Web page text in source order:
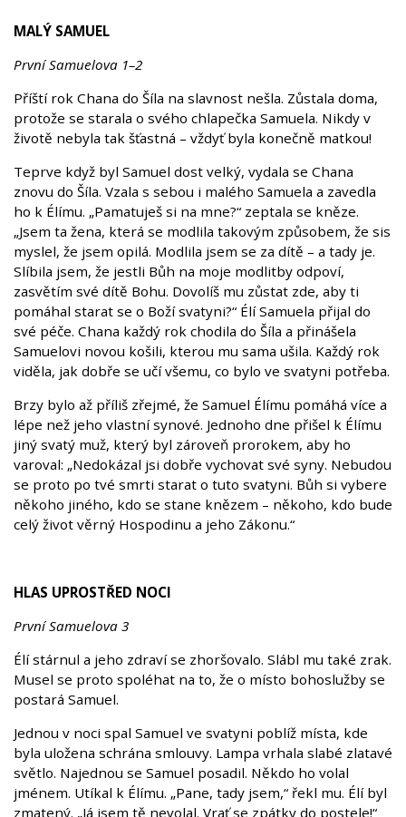
MALÝ SAMUEL
První Samuelova 1–2
Příští rok Chana do Šíla na slavnost nešla. Zůstala doma,
protože se starala o svého chlapečka Samuela. Nikdy v
životě nebyla tak šťastná – vždyť byla konečně matkou!
Teprve když byl Samuel dost velký, vydala se Chana
znovu do Šíla. Vzala s sebou i malého Samuela a zavedla
ho k Élímu. „Pamatuješ si na mne?“ zeptala se kněze.
„Jsem ta žena, která se modlila takovým způsobem, že sis
myslel, že jsem opilá. Modlila jsem se za dítě – a tady je.
Slíbila jsem, že jestli Bůh na moje modlitby odpoví,
zasvětím své dítě Bohu. Dovolíš mu zůstat zde, aby ti
pomáhal starat se o Boží svatyni?“ Élí Samuela přijal do
své péče. Chana každý rok chodila do Šíla a přinášela
Samuelovi novou košili, kterou mu sama ušila. Každý rok
viděla, jak dobře se učí všemu, co bylo ve svatyni potřeba.
Brzy bylo až příliš zřejmé, že Samuel Élímu pomáhá více a
lépe než jeho vlastní synové. Jednoho dne přišel k Élímu
jiný svatý muž, který byl zároveň prorokem, aby ho
varoval: „Nedokázal jsi dobře vychovat své syny. Nebudou
se proto po tvé smrti starat o tuto svatyni. Bůh si vybere
někoho jiného, kdo se stane knězem – někoho, kdo bude
celý život věrný Hospodinu a jeho Zákonu.“
HLAS UPROSTŘED NOCI
První Samuelova 3
Élí stárnul a jeho zdraví se zhoršovalo. Slábl mu také zrak.
Musel se proto spoléhat na to, že o místo bohoslužby se
postará Samuel.
Jednou v noci spal Samuel ve svatyni poblíž místa, kde
byla uložena schrána smlouvy. Lampa vrhala slabé zlatavé
světlo. Najednou se Samuel posadil. Někdo ho volal
jménem. Utíkal k Élímu. „Pane, tady jsem,“ řekl mu. Élí byl
zmatený. „Já jsem tě nevolal. Vrať se zpátky do postele!“